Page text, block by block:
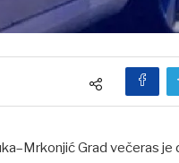
Grad večeras